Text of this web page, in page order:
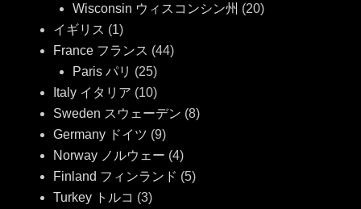
Wisconsin ウィスコンシン州 (20)
イギリス (1)
France フランス (44)
Paris パリ (25)
Italy イタリア (10)
Sweden スウェーデン (8)
Germany ドイツ (9)
Norway ノルウェー (4)
Finland フィンランド (5)
Turkey トルコ (3)